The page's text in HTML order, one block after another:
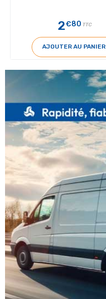
2€80 TTC
AJOUTER AU PANIER